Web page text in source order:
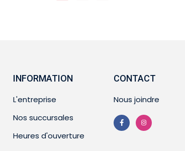
INFORMATION
L'entreprise
Nos succursales
Heures d'ouverture
CONTACT
Nous joindre